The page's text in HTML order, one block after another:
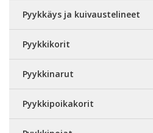
Pyykkäys ja kuivaustelineet
Pyykkikorit
Pyykkinarut
Pyykkipoikakorit